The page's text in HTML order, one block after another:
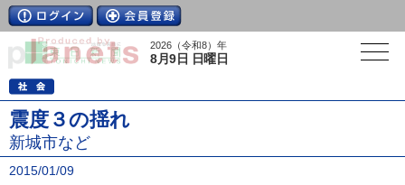
2026（令和8）年
8月9日 日曜日
震度３の揺れ
新城市など
2015/01/09